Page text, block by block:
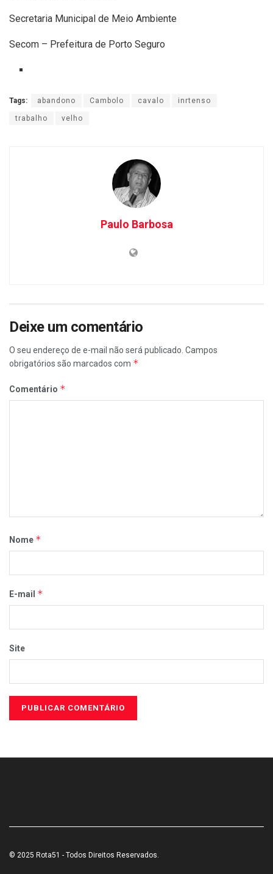
Secretaria Municipal de Meio Ambiente
Secom – Prefeitura de Porto Seguro
Tags: abandono Cambolo cavalo inrtenso
trabalho velho
Paulo Barbosa
Deixe um comentário
O seu endereço de e-mail não será publicado. Campos
obrigatórios são marcados com *
Comentário *
Nome *
E-mail *
Site
© 2025 Rota51 - Todos Direitos Reservados.